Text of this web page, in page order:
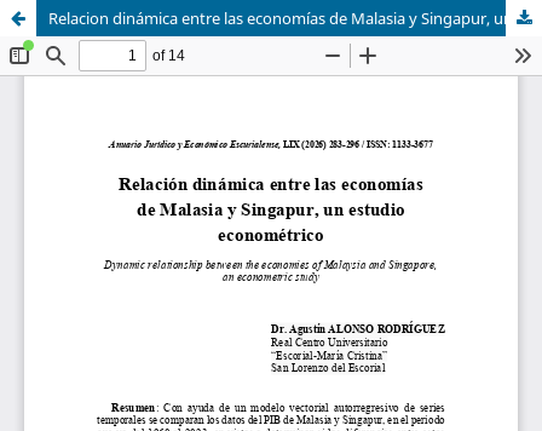
Relacion dinámica entre las economías de Malasia y Singapur, un estudio econométrico.